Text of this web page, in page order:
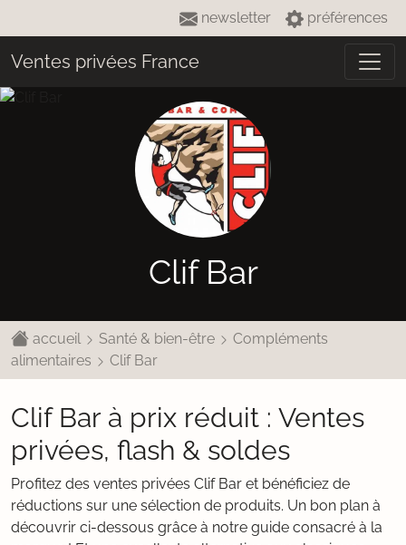
newsletter préférences
Ventes privées France
Clif Bar
accueil Santé & bien-être
Compléments
alimentaires
Clif Bar
Clif Bar à prix réduit : Ventes
privées, flash & soldes
Profitez des ventes privées Clif Bar et bénéficiez de
réductions sur une sélection de produits. Un bon plan à
découvrir ci-dessous grâce à notre guide consacré à la